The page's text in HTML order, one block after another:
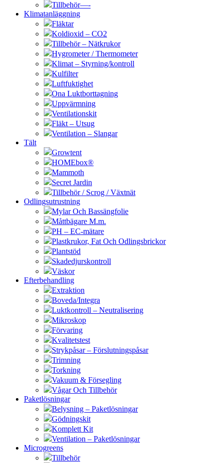
Tillbehör—-
Klimatanläggning
Fläktar
Koldioxid – CO2
Tillbehör – Nätkrukor
Hygrometer / Thermometer
Klimat – Styrning/kontroll
Kulfilter
Luftfuktighet
Ona Luktborttagning
Uppvärmning
Ventilationskit
Fläkt – Utsug
Ventilation – Slangar
Tält
Growtent
HOMEbox®
Mammoth
Secret Jardin
Tillbehör / Scrog / Växtnät
Odlingsutrustning
Mylar Och Bassängfolie
Måttbägare M.m.
PH – EC-mätare
Plastkrukor, Fat Och Odlingsbrickor
Plantstöd
Skadedjurskontroll
Väskor
Efterbehandling
Extraktion
Boveda/Integra
Luktkontroll – Neutralisering
Mikroskop
Förvaring
Kvalitetstest
Strykpåsar – Förslutningspåsar
Trimning
Torkning
Vakuum & Försegling
Vågar Och Tillbehör
Paketlösningar
Belysning – Paketlösningar
Gödningskit
Komplett Kit
Ventilation – Paketlösningar
Microgreens
Tillbehör